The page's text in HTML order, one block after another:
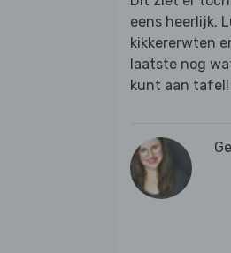
eens heerlijk.
kikkererwten
laatste nog
kunt aan tafel!